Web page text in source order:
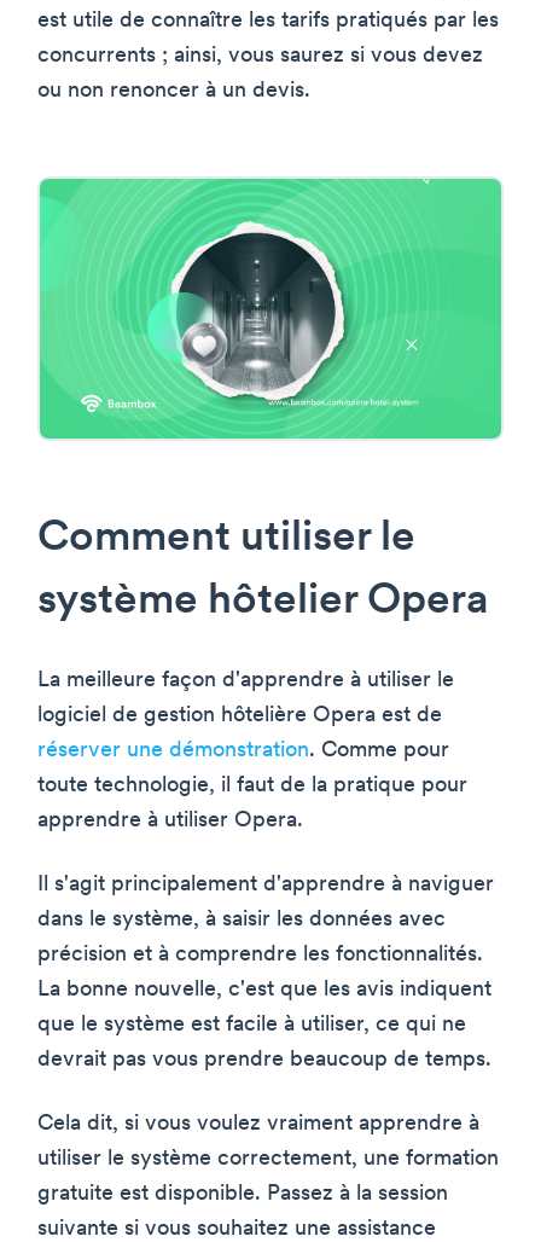
est utile de connaître les tarifs pratiqués par les
concurrents ; ainsi, vous saurez si vous devez
ou non renoncer à un devis.
Comment utiliser le
système hôtelier Opera
La meilleure façon d'apprendre à utiliser le
logiciel de gestion hôtelière Opera est de
réserver une démonstration. Comme pour
toute technologie, il faut de la pratique pour
apprendre à utiliser Opera.
Il s'agit principalement d'apprendre à naviguer
dans le système, à saisir les données avec
précision et à comprendre les fonctionnalités.
La bonne nouvelle, c'est que les avis indiquent
que le système est facile à utiliser, ce qui ne
devrait pas vous prendre beaucoup de temps.
Cela dit, si vous voulez vraiment apprendre à
utiliser le système correctement, une formation
gratuite est disponible. Passez à la session
suivante si vous souhaitez une assistance